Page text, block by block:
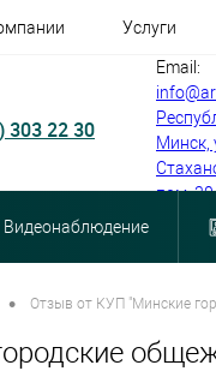
Услуги
303 22 30
Email:
Минск,
пом. 30
Видеонаблюдение
• Отзыв от КУП "Минские